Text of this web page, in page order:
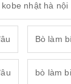
kobe nhật hà nội
Bò làm
bò làm